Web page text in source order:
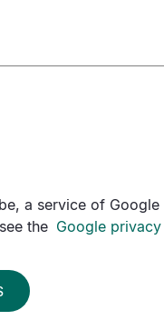
a service of Google
the Google